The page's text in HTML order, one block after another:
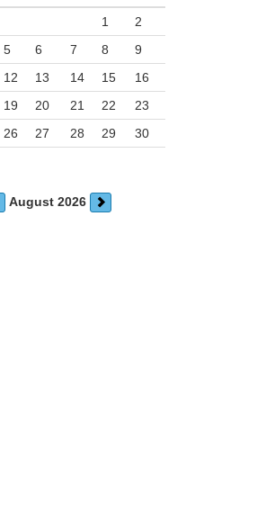
1
2
5 6 7 8
9
12 13 14 15
16
19 20 21 22
23
26 27 28 29
30
August 2026